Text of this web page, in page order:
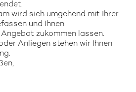
wird sich umgehend mit Ihrer
und Ihnen
zukommen lassen.
Anliegen stehen wir Ihnen